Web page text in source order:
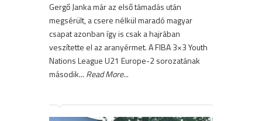
Gergő Janka már az első támadás után
megsérült, a csere nélkül maradó magyar
csapat azonban így is csak a hajrában
veszítette el az aranyérmet. A FIBA 3×3 Youth
Nations League U21 Europe-2 sorozatának
második... Read More...